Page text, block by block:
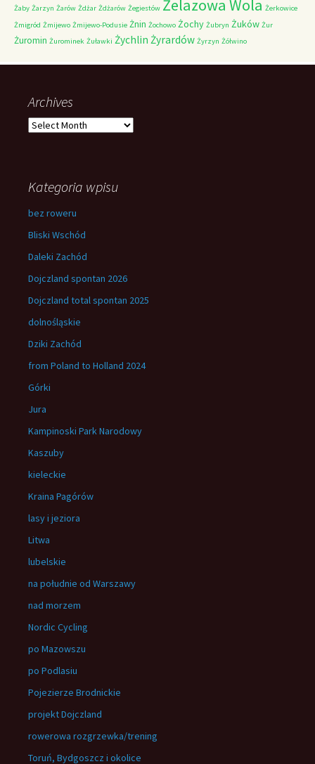
Żaby Żarzyn Żarów Żdżar Żdżarów Żegiestów Żelazowa Wola Żerkowice
Żmigród Żmijewo Żmijewo-Podusie Żnin Żochowo Żochy Żubryn Żuków Żur
Żuromin Żurominek Żuławki Żychlin Żyrardów Żyrzyn Żółwino
Archives
Archives
Kategoria wpisu
bez roweru
Bliski Wschód
Daleki Zachód
Dojczland spontan 2026
Dojczland total spontan 2025
dolnośląskie
Dziki Zachód
from Poland to Holland 2024
Górki
Jura
Kampinoski Park Narodowy
Kaszuby
kieleckie
Kraina Pagórów
lasy i jeziora
Litwa
lubelskie
na południe od Warszawy
nad morzem
Nordic Cycling
po Mazowszu
po Podlasiu
Pojezierze Brodnickie
projekt Dojczland
rowerowa rozgrzewka/trening
Toruń, Bydgoszcz i okolice